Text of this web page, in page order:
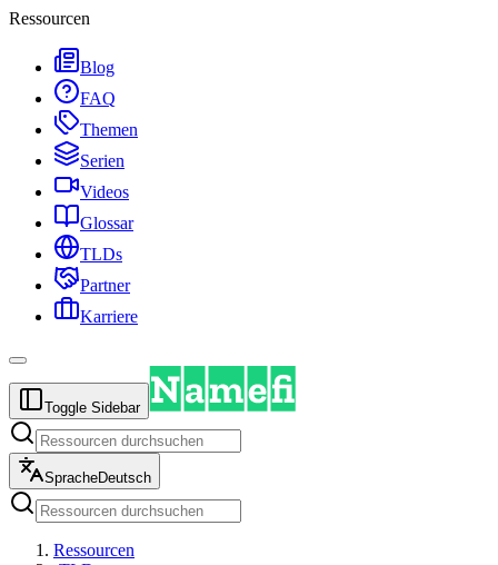
Ressourcen
Blog
FAQ
Themen
Serien
Videos
Glossar
TLDs
Partner
Karriere
Toggle Sidebar
SpracheDeutsch
Ressourcen